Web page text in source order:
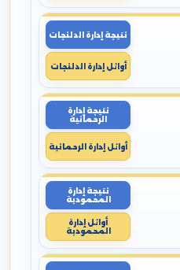
نتيجة إدارة الدلنجات
أوائل إدارة الدلنجات
نتيجة إدارة
الرحمانية
أوائل إدارة الرحمانية
نتيجة إدارة
المحمودية
أوائل إدارة
المحمودية